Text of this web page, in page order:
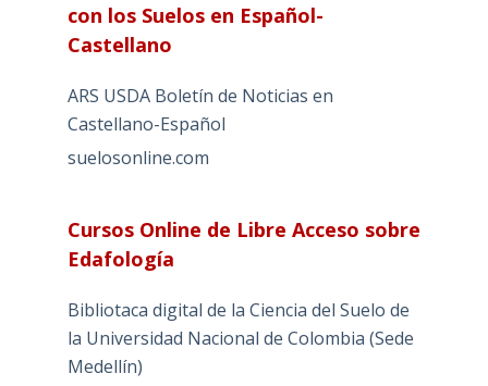
con los Suelos en Español-
Castellano
ARS USDA Boletín de Noticias en
Castellano-Español
suelosonline.com
Cursos Online de Libre Acceso sobre
Edafología
Bibliotaca digital de la Ciencia del Suelo de
la Universidad Nacional de Colombia (Sede
Medellín)